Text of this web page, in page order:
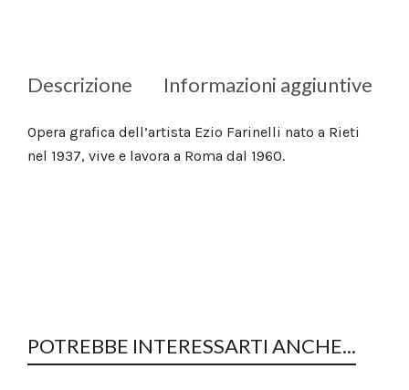
Descrizione Informazioni aggiuntive
Opera grafica dell’artista Ezio Farinelli nato a Rieti
nel 1937, vive e lavora a Roma dal 1960.
POTREBBE INTERESSARTI ANCHE...